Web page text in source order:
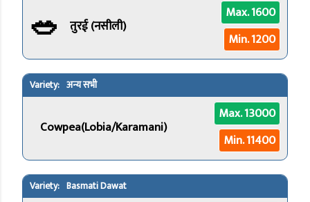
🥗 तुरई (नसीली)
Max. 1600
Min. 1200
अन्य सभी
Cowpea(Lobia/Karamani)
Max. 13000
Min. 11400
Basmati Dawat